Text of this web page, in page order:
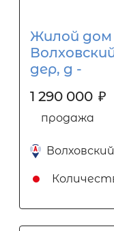
Жилой
дер, д -
1 290 000 ₽
продажа